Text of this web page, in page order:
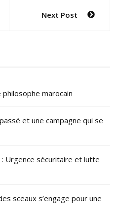
Next Post
marocain
et une campagne qui se
: Urgence sécuritaire et lutte
sceaux s’engage pour une